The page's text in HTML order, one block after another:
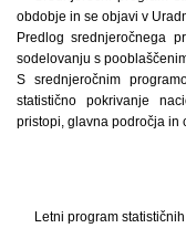
obdobje in se objavi v
Predlog srednjeročnega
sodelovanju s
S srednjeročnim
statistično pokrivanje
pristopi, glavna področja in
Letni program